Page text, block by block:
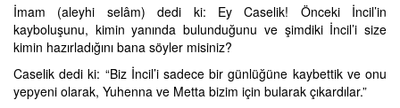
İmam (aleyhi selâm) dedi ki: Ey Caselik! Önceki İncil’in
kayboluşunu, kimin yanında bulunduğunu ve şimdiki İncil’i size
kimin hazırladığını bana söyler misiniz?
Caselik dedi ki: “Biz İncil’i sadece bir günlüğüne kaybettik ve onu
yepyeni olarak, Yuhenna ve Metta bizim için bularak çıkardılar.”